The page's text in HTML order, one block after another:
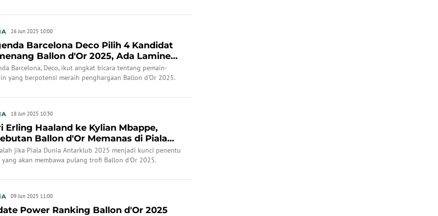
26 Jun 2025 10:00
Barcelona Deco Pilih 4 Kandidat
Ballon d'Or 2025, Ada Lamine
dan Pe...
Barcelona, Deco, ikut angkat bicara tentang pemain-
yang berpotensi meraih penghargaan Ballon d'Or 2025.
18 Jun 2025 10:30
Erling Haaland ke Kylian Mbappe,
Ballon d'Or Memanas di Piala
Antarkl...
jika Piala Dunia Antarklub 2025 menjadi kunci penentu
yang akan membawa pulang trofi Ballon d'Or 2025.
09 Jun 2025 11:00
Power Ranking Ballon d'Or 2025